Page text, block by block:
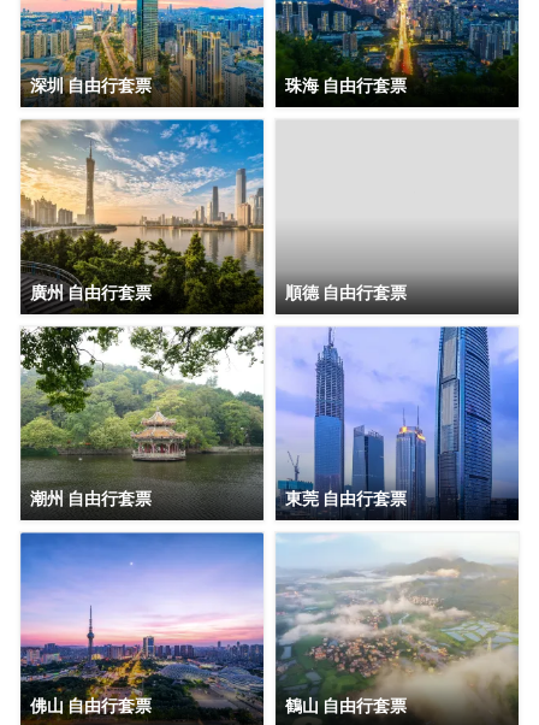
深圳 自由行套票 珠海 自由行套票
廣州 自由行套票 順德 自由行套票
潮州 自由行套票 東莞 自由行套票
佛山 自由行套票 鶴山 自由行套票